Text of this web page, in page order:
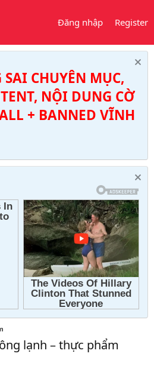
Đăng nhập Register
CHUYÊN MỤC,
NỘI DUNG CỜ
+ BANNED VĨNH
lạnh – thực phẩm